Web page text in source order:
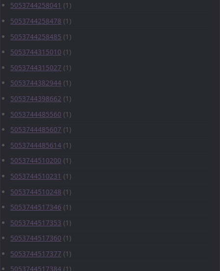
5053744258041 (1)
5053744258478 (1)
5053744258485 (1)
5053744315010 (1)
5053744315027 (1)
5053744382944 (1)
5053744398662 (1)
5053744485560 (1)
5053744485607 (1)
5053744485614 (1)
5053744510200 (1)
5053744510231 (1)
5053744510248 (1)
5053744517346 (1)
5053744517353 (1)
5053744517360 (1)
5053744517377 (1)
5053744517384 (1)